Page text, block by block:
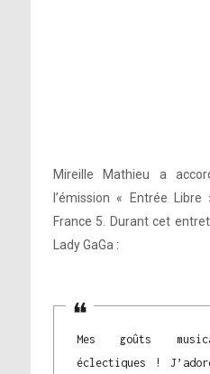
Mireille Mathieu a
l’émission « Entrée
France 5. Durant cet
Lady GaGa :
Mes goûts
éclectiques !